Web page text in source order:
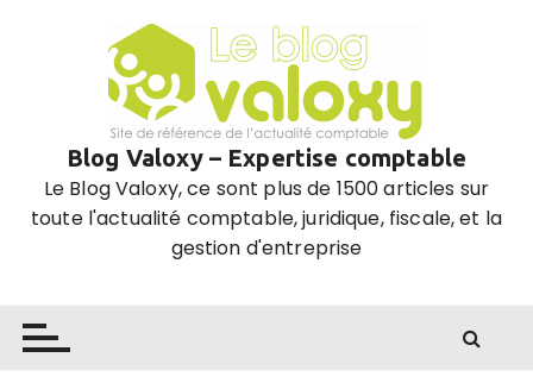
Blog Valoxy – Expertise comptable
Le Blog Valoxy, ce sont plus de 1500 articles sur
toute l'actualité comptable, juridique, fiscale, et la
gestion d'entreprise